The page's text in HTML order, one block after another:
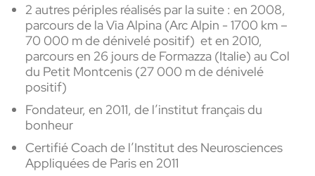
2 autres périples réalisés par la suite : en 2008,
parcours de la Via Alpina (Arc Alpin - 1700 km –
70 000 m de dénivelé positif) et en 2010,
parcours en 26 jours de Formazza (Italie) au Col
du Petit Montcenis (27 000 m de dénivelé
positif)
Fondateur, en 2011, de l’institut français du
bonheur
Certifié Coach de l’Institut des Neurosciences
Appliquées de Paris en 2011